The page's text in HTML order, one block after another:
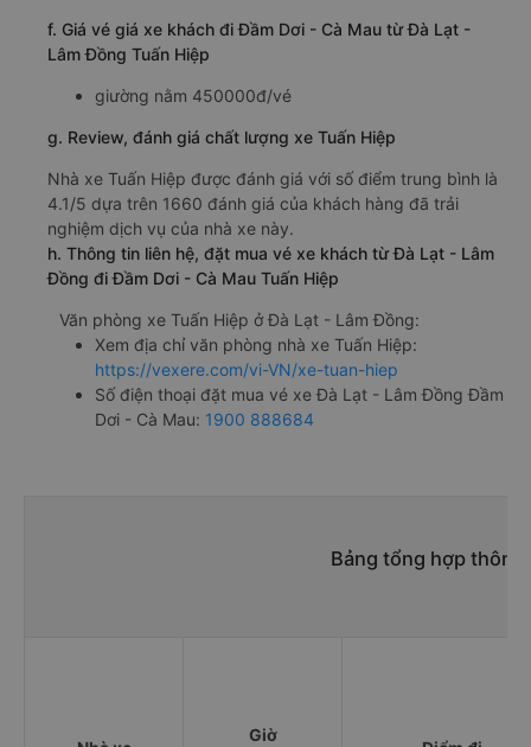
f. Giá vé giá xe khách đi Đầm Dơi - Cà Mau từ Đà Lạt -
Lâm Đồng Tuấn Hiệp
giường nằm 450000đ/vé
g. Review, đánh giá chất lượng xe Tuấn Hiệp
Nhà xe Tuấn Hiệp được đánh giá với số điểm trung bình là
4.1/5 dựa trên 1660 đánh giá của khách hàng đã trải
nghiệm dịch vụ của nhà xe này.
h. Thông tin liên hệ, đặt mua vé xe khách từ Đà Lạt - Lâm
Đồng đi Đầm Dơi - Cà Mau Tuấn Hiệp
Văn phòng xe Tuấn Hiệp ở Đà Lạt - Lâm Đồng:
Xem địa chỉ văn phòng nhà xe Tuấn Hiệp:
https://vexere.com/vi-VN/xe-tuan-hiep
Số điện thoại đặt mua vé xe Đà Lạt - Lâm Đồng Đầm
Dơi - Cà Mau: 1900 888684
Bảng tổng hợp
Giờ